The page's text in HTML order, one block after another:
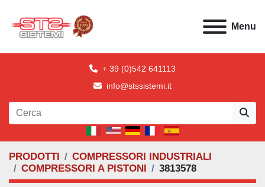
Menu
+ 39 (0)542 641113
info@stssistemi.it
PRODOTTI
COMPRESSORI INDUSTRIALI
COMPRESSORI A PISTONI
3813578